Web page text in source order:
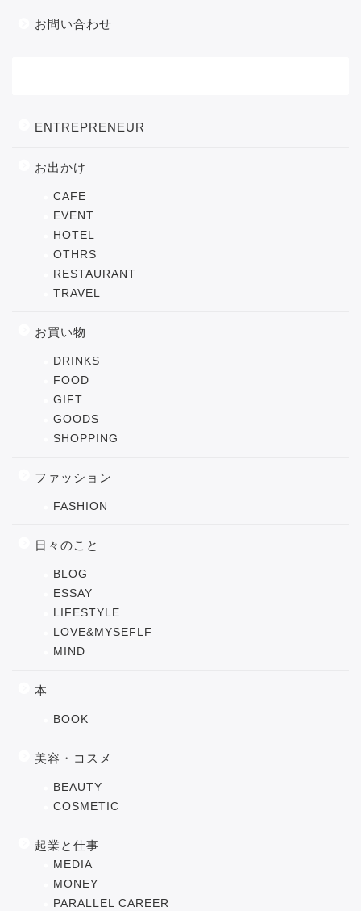
お問い合わせ
ENTREPRENEUR
お出かけ
CAFE
EVENT
HOTEL
OTHRS
RESTAURANT
TRAVEL
お買い物
DRINKS
FOOD
GIFT
GOODS
SHOPPING
ファッション
FASHION
日々のこと
BLOG
ESSAY
LIFESTYLE
LOVE&MYSEFLF
MIND
本
BOOK
美容・コスメ
BEAUTY
COSMETIC
起業と仕事
MEDIA
MONEY
PARALLEL CAREER